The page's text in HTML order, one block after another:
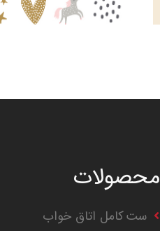
محصولات
ست کامل اتاق خواب